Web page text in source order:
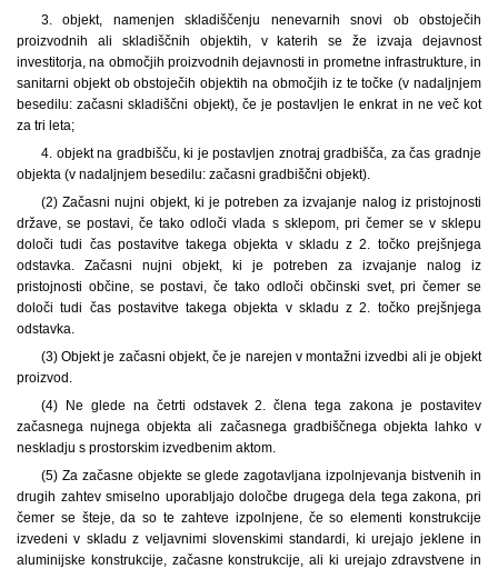
3. objekt, namenjen skladiščenju nenevarnih snovi ob obstoječih
proizvodnih ali skladiščnih objektih, v katerih se že izvaja dejavnost
investitorja, na območjih proizvodnih dejavnosti in prometne infrastrukture, in
sanitarni objekt ob obstoječih objektih na območjih iz te točke (v nadaljnjem
besedilu: začasni skladiščni objekt), če je postavljen le enkrat in ne več kot
za tri leta;
4. objekt na gradbišču, ki je postavljen znotraj gradbišča, za čas gradnje
objekta (v nadaljnjem besedilu: začasni gradbiščni objekt).
(2) Začasni nujni objekt, ki je potreben za izvajanje nalog iz pristojnosti
države, se postavi, če tako odloči vlada s sklepom, pri čemer se v sklepu
določi tudi čas postavitve takega objekta v skladu z 2. točko prejšnjega
odstavka. Začasni nujni objekt, ki je potreben za izvajanje nalog iz
pristojnosti občine, se postavi, če tako odloči občinski svet, pri čemer se
določi tudi čas postavitve takega objekta v skladu z 2. točko prejšnjega
odstavka.
(3) Objekt je začasni objekt, če je narejen v montažni izvedbi ali je objekt
proizvod.
(4) Ne glede na četrti odstavek 2. člena tega zakona je postavitev
začasnega nujnega objekta ali začasnega gradbiščnega objekta lahko v
neskladju s prostorskim izvedbenim aktom.
(5) Za začasne objekte se glede zagotavljana izpolnjevanja bistvenih in
drugih zahtev smiselno uporabljajo določbe drugega dela tega zakona, pri
čemer se šteje, da so te zahteve izpolnjene, če so elementi konstrukcije
izvedeni v skladu z veljavnimi slovenskimi standardi, ki urejajo jeklene in
aluminijske konstrukcije, začasne konstrukcije, ali ki urejajo zdravstvene in